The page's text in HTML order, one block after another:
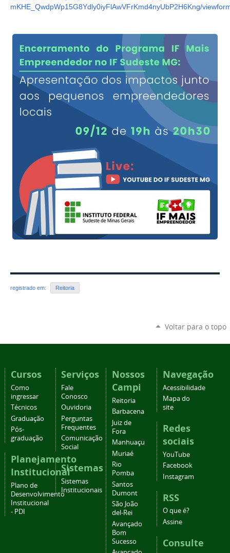
mKHE_QwdpWp15G8Ydly0iyFlAwVFrKmd4nyUbP2H6Kng/
registrado em: Reitoria
Voltar para o topo
Cursos
Como
ingressar
Técnicos
Graduação
Pós-
graduação
Planejamento
Institucional
Plano de
Desenvolvimento
Institucional
- PDI
Serviços
Fale
Conosco
Ouvidoria
Perguntas
Frequentes
Comunicação
Social
Sistemas
Sistemas
Institucionais
Nossos
Campi
Reitoria
Barbacena
Juiz de
Fora
Manhuaçu
Muriaé
Rio
Pomba
Santos
Dumont
São João
del-Rei
Avançado
Bom
Sucesso
Navegação
Acessibilidade
Mapa do
site
Redes
sociais
YouTube
Facebook
Instagram
RSS
O que é?
Assine
Consulte